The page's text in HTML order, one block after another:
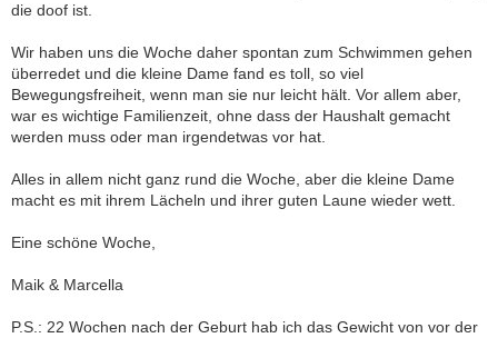
die doof ist.
Wir haben uns die Woche daher spontan zum Schwimmen gehen
überredet und die kleine Dame fand es toll, so viel
Bewegungsfreiheit, wenn man sie nur leicht hält. Vor allem aber,
war es wichtige Familienzeit, ohne dass der Haushalt gemacht
werden muss oder man irgendetwas vor hat.
Alles in allem nicht ganz rund die Woche, aber die kleine Dame
macht es mit ihrem Lächeln und ihrer guten Laune wieder wett.
Eine schöne Woche,
Maik & Marcella
P.S.: 22 Wochen nach der Geburt hab ich das Gewicht von vor der